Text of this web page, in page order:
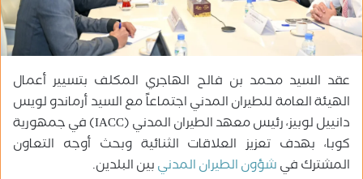
ت
ر
و
ي
عقد السيد محمد بن فالح الهاجري المكلف بتسيير أعمال
الهيئة العامة للطيران المدني اجتماعاً مع السيد أرماندو لويس
دانييل لوبيز، رئيس معهد الطيران المدني (IACC) في جمهورية
كوبا، بهدف تعزيز العلاقات الثنائية وبحث أوجه التعاون
المشترك فيشؤون الطيران المدنيبين البلدين.